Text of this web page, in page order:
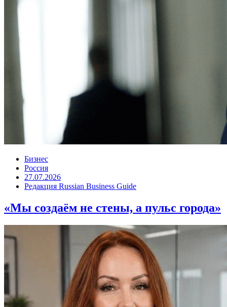
Бизнес
Россия
27.07.2026
Редакция Russian Business Guide
«Мы создаём не стены, а пульс города»